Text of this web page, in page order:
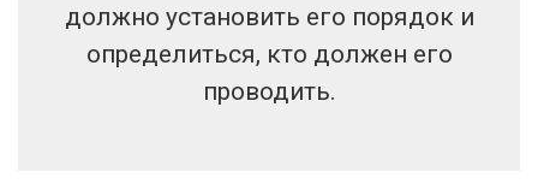
должно установить его порядок и
определиться, кто должен его
проводить.